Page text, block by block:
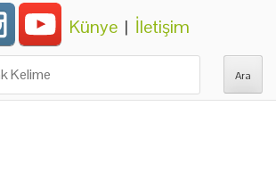
Künye | İletişim